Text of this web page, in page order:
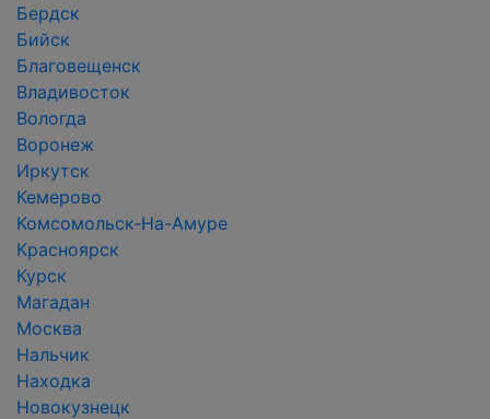
Бердск
Бийск
Благовещенск
Владивосток
Вологда
Воронеж
Иркутск
Кемерово
Комсомольск-На-Амуре
Красноярск
Курск
Магадан
Москва
Нальчик
Находка
Новокузнецк